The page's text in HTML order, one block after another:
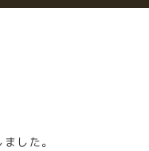
した。